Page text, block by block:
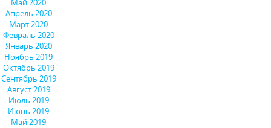
Апрель 2020
Март 2020
Февраль 2020
Январь 2020
Ноябрь 2019
Октябрь 2019
Сентябрь 2019
Август 2019
Июль 2019
Июнь 2019
Май 2019